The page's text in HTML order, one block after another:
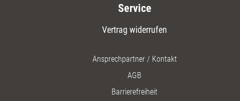
Service
Vertrag widerrufen
Ansprechpartner / Kontakt
AGB
Barrierefreiheit